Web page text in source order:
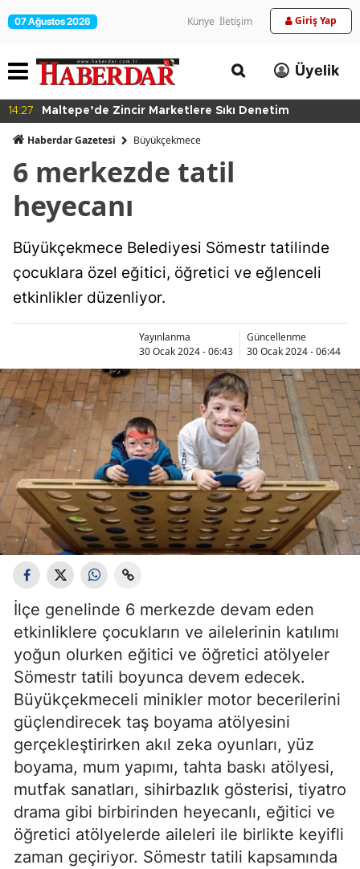
07 Ağustos 2026 Künye İletişim Giriş Yap
Üyelik
14:27 Maltepe’de Zincir Marketlere Sıkı Denetim
Haberdar Gazetesi Büyükçekmece
6 merkezde tatil
heyecanı
Büyükçekmece Belediyesi Sömestr tatilinde
çocuklara özel eğitici, öğretici ve eğlenceli
etkinlikler düzenliyor.
Yayınlanma
30 Ocak 2024 - 06:43
Güncellenme
30 Ocak 2024 - 06:44
İlçe genelinde 6 merkezde devam eden
etkinliklere çocukların ve ailelerinin katılımı
yoğun olurken eğitici ve öğretici atölyeler
Sömestr tatili boyunca devem edecek.
Büyükçekmeceli minikler motor becerilerini
güçlendirecek taş boyama atölyesini
gerçekleştirirken akıl zeka oyunları, yüz
boyama, mum yapımı, tahta baskı atölyesi,
mutfak sanatları, sihirbazlık gösterisi, tiyatro
drama gibi birbirinden heyecanlı, eğitici ve
öğretici atölyelerde aileleri ile birlikte keyifli
zaman geçiriyor. Sömestr tatili kapsamında